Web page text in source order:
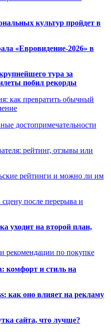
культур пройдет в
«Евровидение-2026» в
тура за
побил рекорды
как превратить обычный
достопримечательности
рейтинг, отзывы или
рейтинги и можно ли им
после перерыва и
уходит на второй план,
рекомендации по покупке
комфорт и стиль на
как оно влияет на рекламу
сайта, что лучше?